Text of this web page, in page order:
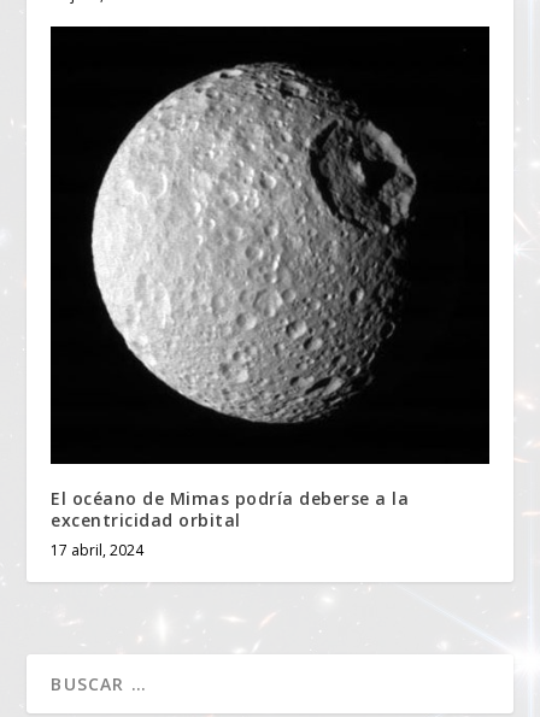
El océano de Mimas podría deberse a la
excentricidad orbital
17 abril, 2024